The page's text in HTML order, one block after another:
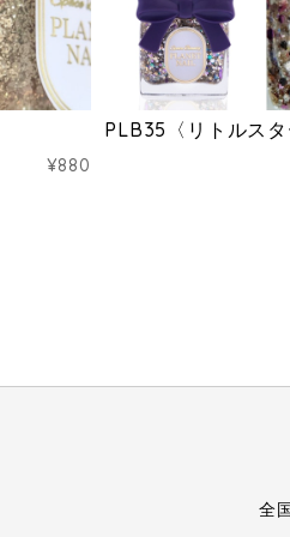
¥880
PLB35〈リトルスタ
全